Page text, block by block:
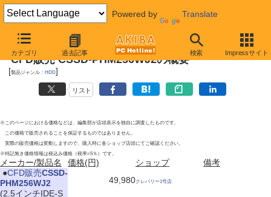
Powered by Translate
カテゴリ 過去記事 検索 Impressサイト
2010年7月24日号
CFD販売 CSSD-PHM256WJ2の概要
[製品ジャンル： HDD]
リスト
※このページにおける価格などは、編集部が店頭表示を独自に調査したものです。
この価格で販売されることを保証するものではありません。
実際の販売価格は変動しますので、購入時に各ショップ店頭にてご確認ください。
※特記無き価格情報は税込み価格（税率=5％）です。
メーカー/製品名 価格(円) ショップ
備考
●CFD販売CSSD-
PHM256WJ2
(2.5インチIDE-S
49,980クレバリー1号店